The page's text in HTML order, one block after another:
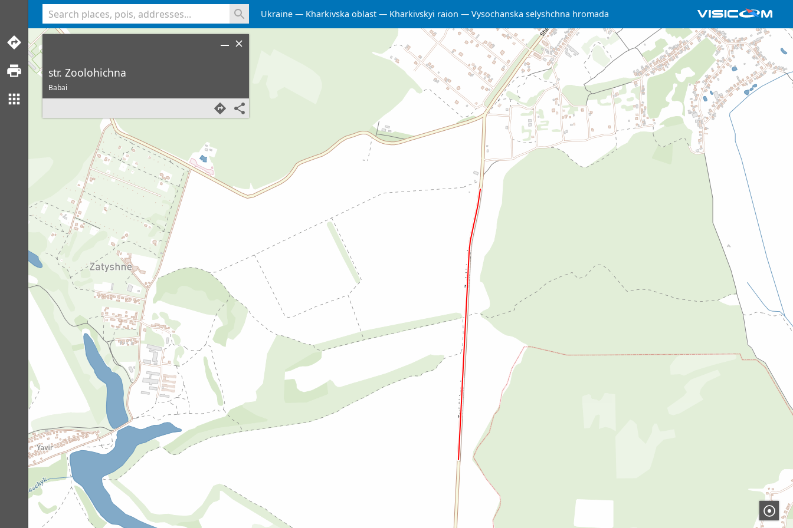
Ukraine Kharkivska oblast Kharkivskyi raion Vysochanska selyshchna hromada
str. Zoolohichna
Babai
<% console.log(hcard) %>